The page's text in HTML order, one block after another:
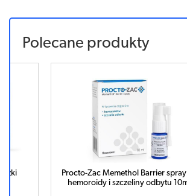
Polecane produkty
Procto-Zac Memethol Barrier
hemoroidy i szczeliny odbytu